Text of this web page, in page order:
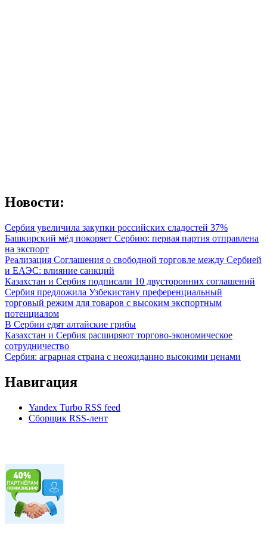
Новости:
Сербия увеличила закупки российских сладостей 37%
Башкирский мёд покоряет Сербию: первая партия отправлена
на экспорт
Реализация Соглашения о свободной торговле между Сербией
и ЕАЭС: влияние санкций
Казахстан и Сербия подписали 10 двусторонних соглашений
Сербия предложила Узбекистану преференциальный
торговый режим для товаров с высоким экспортным
потенциалом
В Сербии едят алтайские грибы
Казахстан и Сербия расширяют торгово-экономическое
сотрудничество
Сербия: аграрная страна с неожиданно высокими ценами
Навигация
Yandex Turbo RSS feed
Сборщик RSS-лент